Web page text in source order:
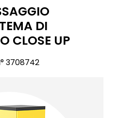
DI
CLOSE UP
3708742